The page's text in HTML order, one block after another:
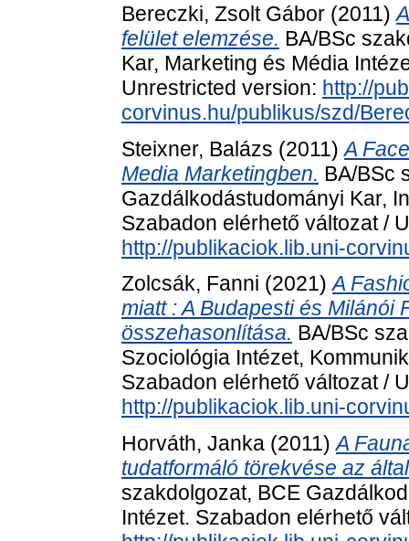
Bereczki, Zsolt Gábor (2011)
felület elemzése. BA/BSc
Kar, Marketing és Média
Unrestricted version: http://
corvinus.hu/publikus/szd/
Steixner, Balázs (2011)A
Media Marketingben. BA/BSc
Gazdálkodástudományi Kar,
Szabadon elérhető változat /
http://publikaciok.lib.uni-
Zolcsák, Fanni (2021)A
miatt : A Budapesti és
összehasonlítása. BA/BSc
Szociológia Intézet,
Szabadon elérhető változat /
http://publikaciok.lib.uni-
Horváth, Janka (2011)A
tudatformáló törekvése az
szakdolgozat, BCE
Intézet. Szabadon elérhető